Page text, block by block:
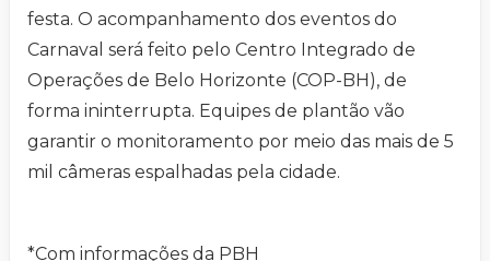
festa. O acompanhamento dos eventos do
Carnaval será feito pelo Centro Integrado de
Operações de Belo Horizonte (COP-BH), de
forma ininterrupta. Equipes de plantão vão
garantir o monitoramento por meio das mais de 5
mil câmeras espalhadas pela cidade.
*Com informações da PBH